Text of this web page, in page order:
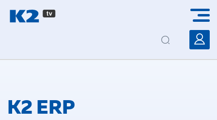
K2 ERP